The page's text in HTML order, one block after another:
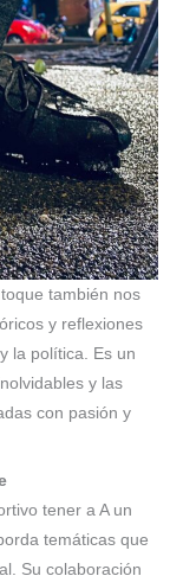
también nos
y reflexiones
la política. Es un
y las
con pasión y
tener a A un
temáticas que
Su colaboración